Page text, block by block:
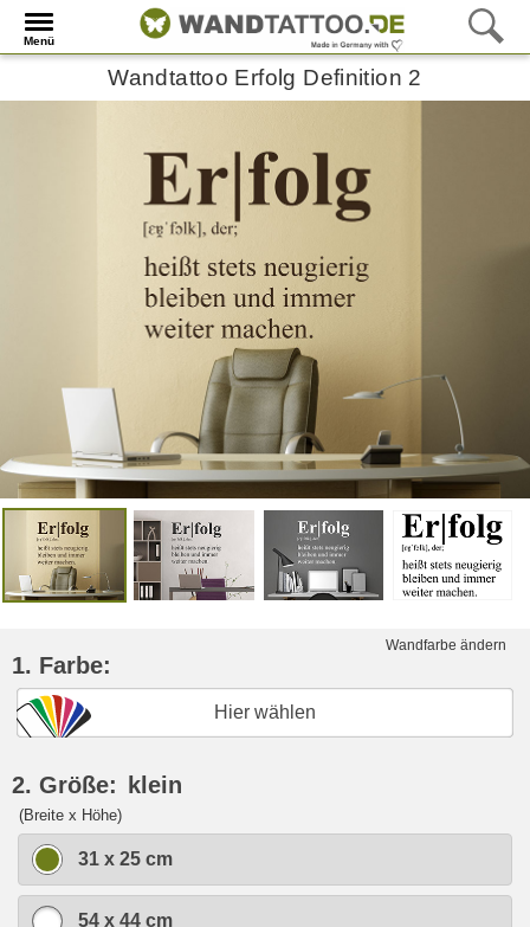
Menü
Wandtattoo Erfolg Definition 2
Wandfarbe ändern
1. Farbe:
Hier wählen
2. Größe: klein
(Breite x Höhe)
31 x 25 cm
54 x 44 cm